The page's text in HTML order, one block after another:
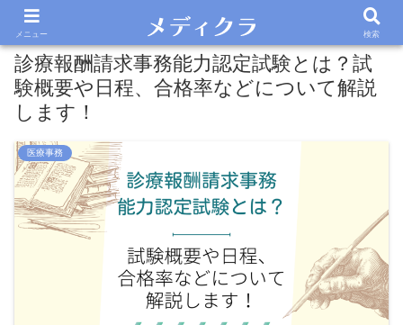
診療報酬請求事務能力認定試験とは？試
験概要や日程、合格率などについて解説
します！
医療事務
メニュー 検索